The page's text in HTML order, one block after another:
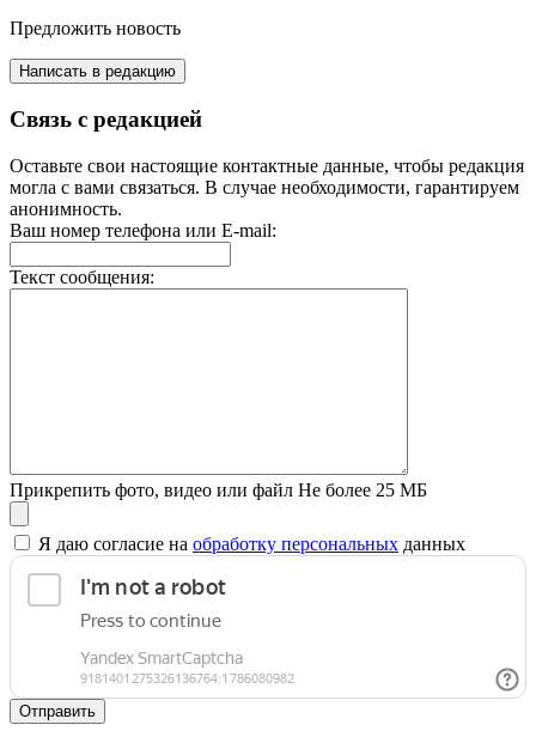
Предложить новость
Написать в редакцию
Связь с редакцией
Оставьте свои настоящие контактные данные, чтобы редакция
могла с вами связаться. В случае необходимости, гарантируем
анонимность.
Ваш номер телефона или E-mail:
Текст сообщения:
Прикрепить фото, видео или файл Не более 25 МБ
Я даю согласие на обработку персональных данных
Отправить